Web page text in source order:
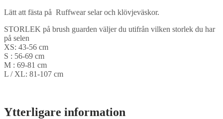
Lätt att fästa på Ruffwear selar och klövjeväskor.
STORLEK på brush guarden väljer du utifrån vilken storlek du har
på selen
XS: 43-56 cm
S : 56-69 cm
M : 69-81 cm
L / XL: 81-107 cm
Ytterligare information